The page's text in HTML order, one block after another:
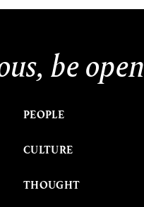
be open
PEOPLE
CULTURE
THOUGHT